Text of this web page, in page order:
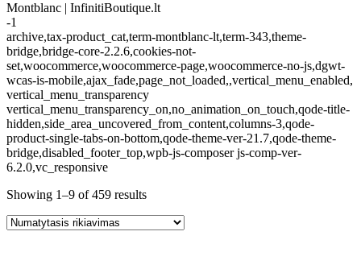
Montblanc | InfinitiBoutique.lt
-1
archive,tax-product_cat,term-montblanc-lt,term-343,theme-
bridge,bridge-core-2.2.6,cookies-not-
set,woocommerce,woocommerce-page,woocommerce-no-js,dgwt-
wcas-is-mobile,ajax_fade,page_not_loaded,,vertical_menu_enabled,
vertical_menu_transparency
vertical_menu_transparency_on,no_animation_on_touch,qode-title-
hidden,side_area_uncovered_from_content,columns-3,qode-
product-single-tabs-on-bottom,qode-theme-ver-21.7,qode-theme-
bridge,disabled_footer_top,wpb-js-composer js-comp-ver-
6.2.0,vc_responsive
Showing 1–9 of 459 results